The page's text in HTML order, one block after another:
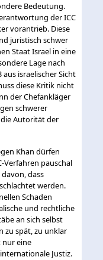
Bedeutung.
der ICC
vorantrieb. Diese
juristisch schwer
Staat Israel in eine
Lage nach
aus israelischer Sicht
diese Kritik nicht
der Chefankläger
schwerer
Autorität der
Khan dürfen
Verfahren pauschal
dass
werden.
Schaden
und rechtliche
an sich selbst
zu spät, zu unklar
nur eine
Justiz.